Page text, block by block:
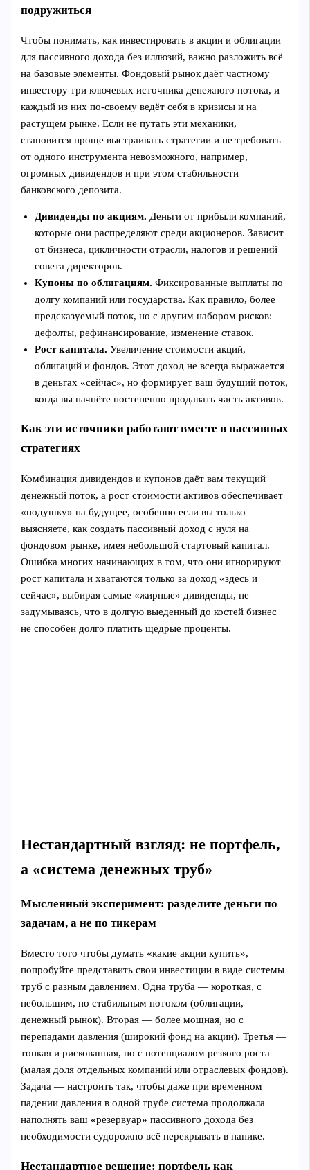
подружиться
Чтобы понимать, как инвестировать в акции и облигации
для пассивного дохода без иллюзий, важно разложить всё
на базовые элементы. Фондовый рынок даёт частному
инвестору три ключевых источника денежного потока, и
каждый из них по‑своему ведёт себя в кризисы и на
растущем рынке. Если не путать эти механики,
становится проще выстраивать стратегии и не требовать
от одного инструмента невозможного, например,
огромных дивидендов и при этом стабильности
банковского депозита.
Дивиденды по акциям. Деньги от прибыли компаний,
которые они распределяют среди акционеров. Зависит
от бизнеса, цикличности отрасли, налогов и решений
совета директоров.
Купоны по облигациям. Фиксированные выплаты по
долгу компаний или государства. Как правило, более
предсказуемый поток, но с другим набором рисков:
дефолты, рефинансирование, изменение ставок.
Рост капитала. Увеличение стоимости акций,
облигаций и фондов. Этот доход не всегда выражается
в деньгах «сейчас», но формирует ваш будущий поток,
когда вы начнёте постепенно продавать часть активов.
Как эти источники работают вместе в пассивных
стратегиях
Комбинация дивидендов и купонов даёт вам текущий
денежный поток, а рост стоимости активов обеспечивает
«подушку» на будущее, особенно если вы только
выясняете, как создать пассивный доход с нуля на
фондовом рынке, имея небольшой стартовый капитал.
Ошибка многих начинающих в том, что они игнорируют
рост капитала и хватаются только за доход «здесь и
сейчас», выбирая самые «жирные» дивиденды, не
задумываясь, что в долгую выеденный до костей бизнес
не способен долго платить щедрые проценты.
Нестандартный взгляд: не портфель,
а «система денежных труб»
Мысленный эксперимент: разделите деньги по
задачам, а не по тикерам
Вместо того чтобы думать «какие акции купить»,
попробуйте представить свои инвестиции в виде системы
труб с разным давлением. Одна труба — короткая, с
небольшим, но стабильным потоком (облигации,
денежный рынок). Вторая — более мощная, но с
перепадами давления (широкий фонд на акции). Третья —
тонкая и рискованная, но с потенциалом резкого роста
(малая доля отдельных компаний или отраслевых фондов).
Задача — настроить так, чтобы даже при временном
падении давления в одной трубе система продолжала
наполнять ваш «резервуар» пассивного дохода без
необходимости судорожно всё перекрывать в панике.
Нестандартное решение: портфель как